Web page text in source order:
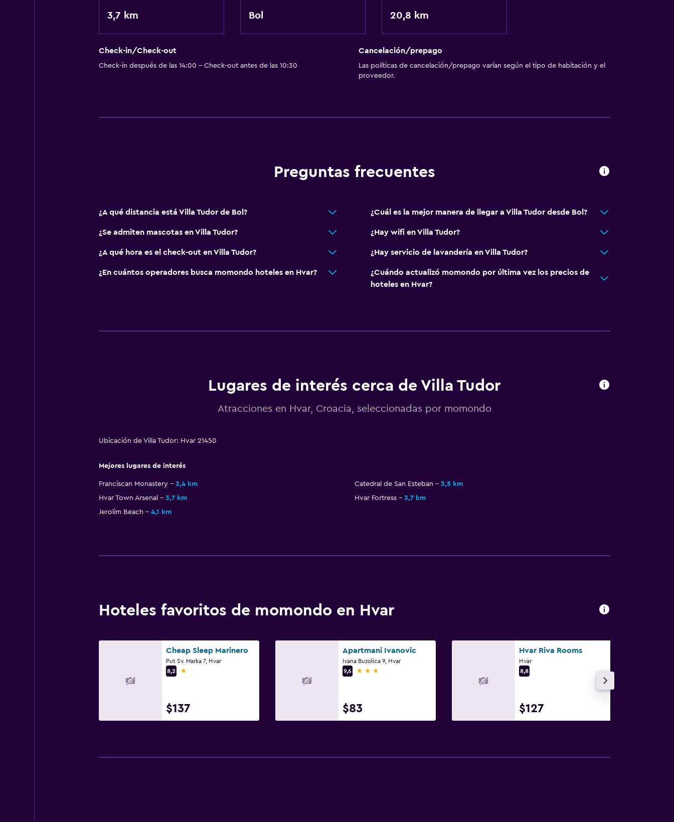
Salud y seguridad
Servicios y facilidades
3,7 km Bol 20,8 km
Check-in/Check-out
Check-in después de las 14:00 - Check-out antes de las 10:30
Cancelación/prepago
Las políticas de cancelación/prepago varían según el tipo de habitación y el
proveedor.
Preguntas frecuentes
¿A qué distancia está Villa Tudor de Bol? ¿Cuál es la mejor manera de llegar a Villa Tudor desde Bol?
¿Se admiten mascotas en Villa Tudor? ¿Hay wifi en Villa Tudor?
¿A qué hora es el check-out en Villa Tudor? ¿Hay servicio de lavandería en Villa Tudor?
¿En cuántos operadores busca momondo hoteles en Hvar?
¿Cuándo actualizó momondo por última vez los precios de
hoteles en Hvar?
Lugares de interés cerca de Villa Tudor
Atracciones en Hvar, Croacia, seleccionadas por momondo
Ubicación de Villa Tudor: Hvar 21450
Mejores lugares de interés
Franciscan Monastery 3,4 km Catedral de San Esteban
3,5 km
Hvar Town Arsenal
3,7 km Hvar Fortress
3,7 km
Jerolim Beach
4,1 km
Hoteles favoritos de momondo en Hvar
Cheap Sleep Marinero
Put Sv. Marka 7, Hvar
8,2
1 estrella
$137
Apartmani Ivanovic
Ivana Buzolica 9, Hvar
9,6
3 estrellas
$83
Hvar Riva Rooms
Hvar
8,8
$127